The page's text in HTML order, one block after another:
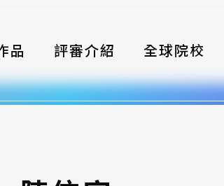
品 評審介紹 全球院校